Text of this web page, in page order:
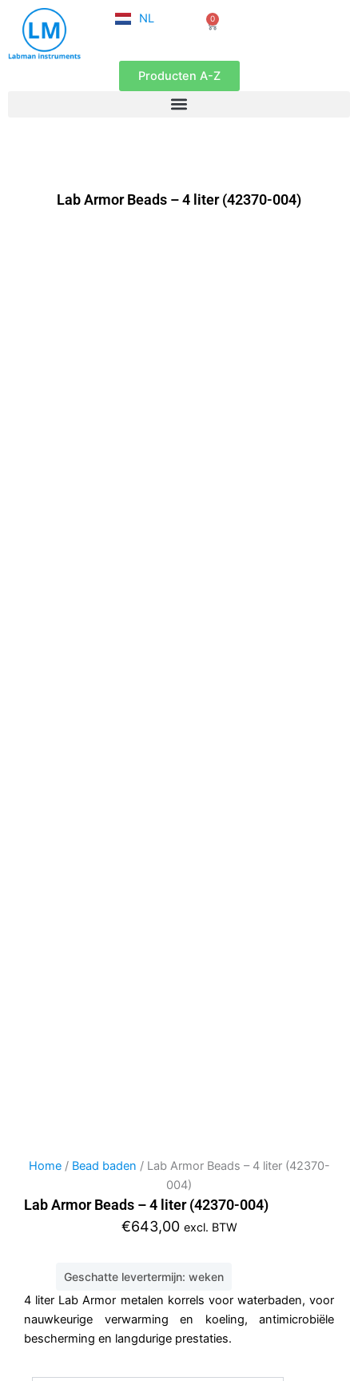
naar
NL
EN
0
Winkelwagen
Producten A-Z
Lab Armor Beads – 4 liter (42370-004)
Home/ Bead baden / Lab Armor Beads – 4 liter (42370-
004)
Lab Armor Beads – 4 liter (42370-004)
€643,00 excl. BTW
Geschatte levertermijn: weken
4 liter Lab Armor metalen korrels voor waterbaden, voor
nauwkeurige verwarming en koeling, antimicrobiële
bescherming en langdurige prestaties.